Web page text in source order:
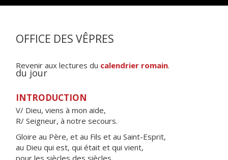
OFFICE DES VÊPRES
Revenir aux lectures du calendrier romain.
du jour
INTRODUCTION
V/ Dieu, viens à mon aide,
R/ Seigneur, à notre secours.
Gloire au Père, et au Fils et au Saint-Esprit,
au Dieu qui est, qui était et qui vient,
pour les siècles des siècles.